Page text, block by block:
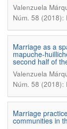
Valenzuela
Núm. 58 (2018):
Marriage as a
mapuche-
second half of
Valenzuela
Núm. 58 (2018):
Marriage
communities in